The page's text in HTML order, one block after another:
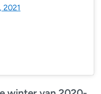
2021